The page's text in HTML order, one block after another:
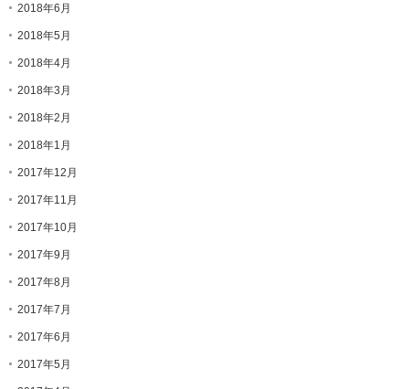
2018年6月
2018年5月
2018年4月
2018年3月
2018年2月
2018年1月
2017年12月
2017年11月
2017年10月
2017年9月
2017年8月
2017年7月
2017年6月
2017年5月